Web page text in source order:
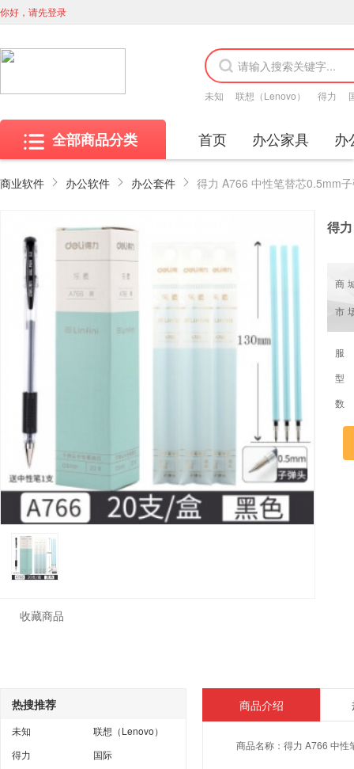
你好，请先登录
未知 联想（Lenovo） 得力
全部商品分类 首页 办公家具 办
商业软件 办公软件 办公套件
收藏商品
得
商
市
服
型
数
热搜推荐
未知
联想（Lenovo）
得力
国际
商品介绍
商品名称： 得力 A766 中性